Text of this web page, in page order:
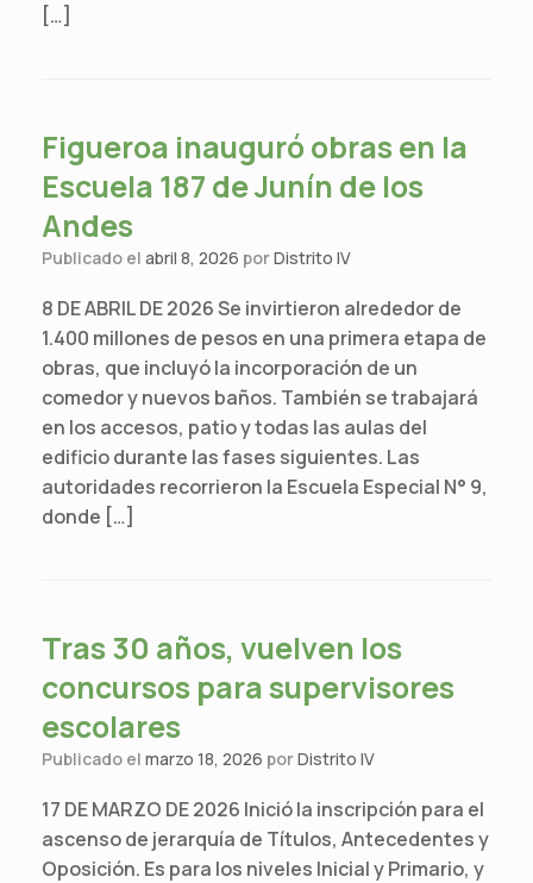
[…]
Figueroa inauguró obras en la
Escuela 187 de Junín de los
Andes
Publicado el abril 8, 2026 porDistrito IV
8 DE ABRIL DE 2026 Se invirtieron alrededor de
1.400 millones de pesos en una primera etapa de
obras, que incluyó la incorporación de un
comedor y nuevos baños. También se trabajará
en los accesos, patio y todas las aulas del
edificio durante las fases siguientes. Las
autoridades recorrieron la Escuela Especial N° 9,
donde […]
Tras 30 años, vuelven los
concursos para supervisores
escolares
Publicado el marzo 18, 2026 porDistrito IV
17 DE MARZO DE 2026 Inició la inscripción para el
ascenso de jerarquía de Títulos, Antecedentes y
Oposición. Es para los niveles Inicial y Primario, y